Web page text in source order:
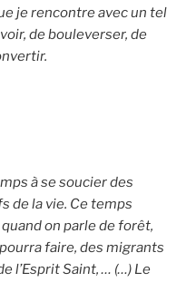
je rencontre avec un tel
de bouleverser, de
à se soucier des
de la vie. Ce temps
on parle de forêt,
faire, des migrants
l’Esprit Saint, … (…) Le